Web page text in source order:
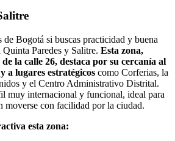
de Bogotá si buscas practicidad y buena
Paredes y Salitre. Esta zona,
la calle 26, destaca por su cercanía al
a lugares estratégicos como Corferias, la
y el Centro Administrativo Distrital.
muy internacional y funcional, ideal para
moverse con facilidad por la ciudad.
esta zona: